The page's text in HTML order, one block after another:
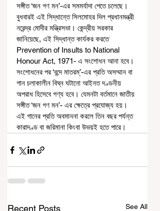
সঙ্গীত ‘জন গণ মন’-এর সমমর্যাদা পেতে চলেছে।
বুধবারই এই সিদ্ধান্তে সিলমোহর দিল প্রধানমন্ত্রী
নরেন্দ্র মোদীর মন্ত্রিসভা। কেন্দ্রীয় সরকার
জানিয়েছে, এই সিদ্ধান্ত কার্যকর করতে
Prevention of Insults to National
Honour Act, 1971- এ সংশোধন আনা হবে।
সংশোধনের পর ‘বন্দে মাতরম্’-এর প্রতি অসম্মান বা
গান চলাকালীন বিঘ্ন ঘটানো আইনত দণ্ডনীয়
অপরাধ হিসেবে গণ্য হবে। যেমনটা বর্তমানে জাতীয়
সঙ্গীত ‘জন গণ মন’- এর ক্ষেত্রে প্রযোজ্য হয়।
এই গানের প্রতি অবমাননা করলে তিন বছর পর্যন্ত
কারাদণ্ড বা জরিমানা কিংবা উভয়ই হতে পারে।
Recent Posts See All